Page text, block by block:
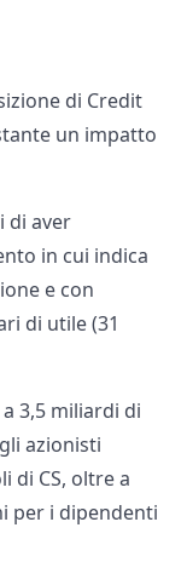
di Credit
un impatto
di aver
in cui indica
e con
di utile (31
3,5 miliardi di
azionisti
di CS, oltre a
per i dipendenti